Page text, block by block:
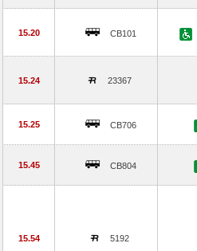
15.20 CB101
15.24 23367
15.25 CB706
15.45 CB804
15.54 5192